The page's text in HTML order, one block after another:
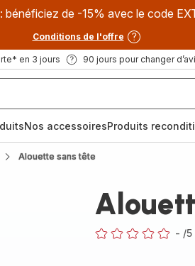
de -15% avec le code
Conditions de l'offre
en 3 jours 90 jours pour changer
Nos accessoiresProduits
Alouette sans tête
- /5